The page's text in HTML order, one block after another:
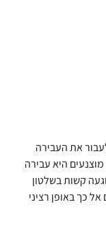
את העבירה
היא עבירה
קשות בשלטון
כך באופן רציני